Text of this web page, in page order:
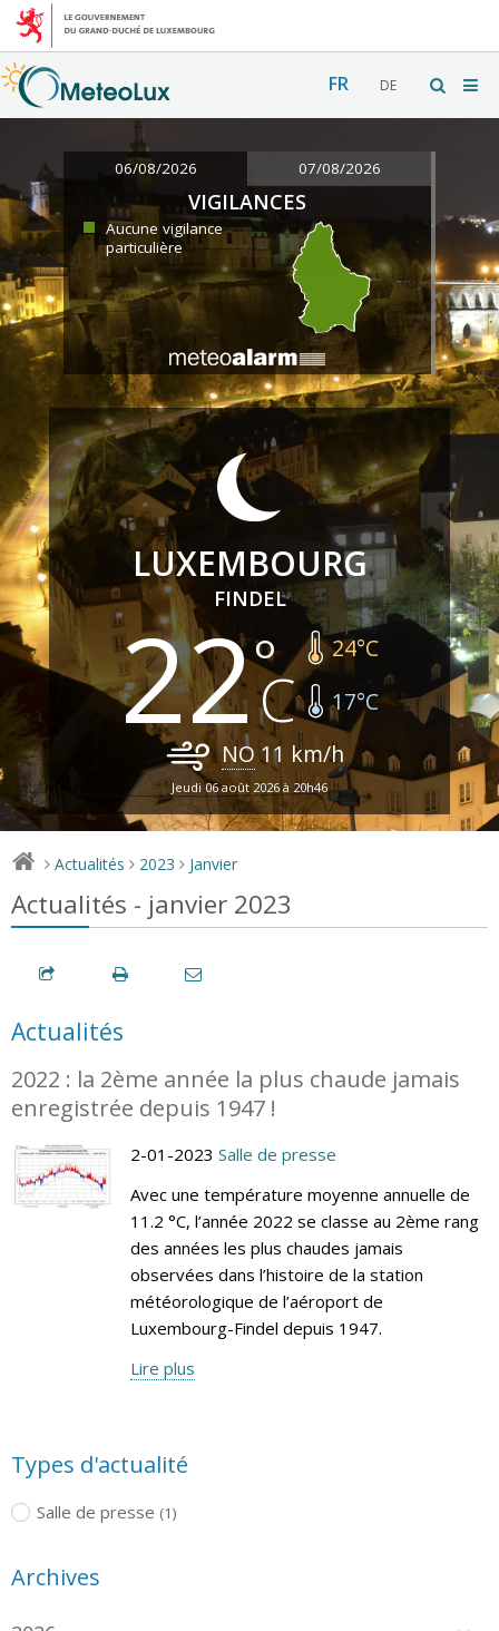
FR DE
06/08/2026 07/08/2026
VIGILANCES
Aucune vigilance
particulière
LUXEMBOURG
FINDEL
22 24°C
17°C
NO 11 km/h
Jeudi 06 août 2026 à 20h46
> Actualités > 2023 > Janvier
Actualités - janvier 2023
Actualités
2022 : la 2ème année la plus chaude jamais
enregistrée depuis 1947 !
2-01-2023 Salle de presse
Avec une température moyenne annuelle de
11.2 °C, l’année 2022 se classe au 2ème rang
des années les plus chaudes jamais
observées dans l’histoire de la station
météorologique de l’aéroport de
Luxembourg-Findel depuis 1947.
Lire plus
Types d'actualité
Salle de presse (1)
Archives